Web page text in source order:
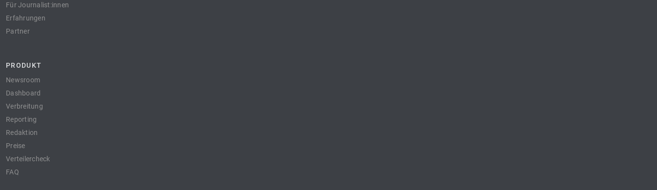
Für Journalist:innen
Erfahrungen
Partner
PRODUKT
Newsroom
Dashboard
Verbreitung
Reporting
Redaktion
Preise
Verteilercheck
FAQ